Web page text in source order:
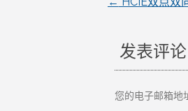
文
章
导
发表评论
您的电子邮箱地